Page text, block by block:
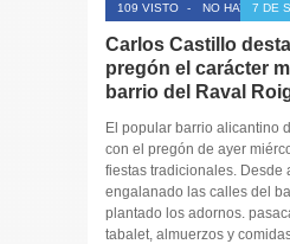
109 VISTO - NO HAY 7 DE
Carlos Castillo
pregón el carácter
barrio del Raval
El popular barrio alicantino
con el pregón de ayer
fiestas tradicionales. Desde
engalanado las calles del
plantado los adornos.
tabalet, almuerzos y